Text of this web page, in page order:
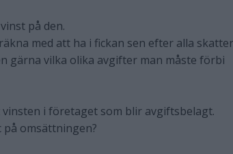
på den.
med att ha i fickan sen efter alla skatter
gärna vilka olika avgifter man måste förbi
i företaget som blir avgiftsbelagt.
omsättningen?